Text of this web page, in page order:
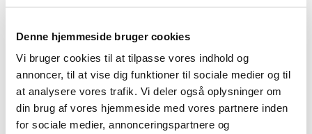
Denne hjemmeside bruger cookies
Vi bruger cookies til at tilpasse vores indhold og
annoncer, til at vise dig funktioner til sociale medier og til
at analysere vores trafik. Vi deler også oplysninger om
din brug af vores hjemmeside med vores partnere inden
for sociale medier, annonceringspartnere og
2025 (158)
2024 (224)
2023 (195)
2022 (197)